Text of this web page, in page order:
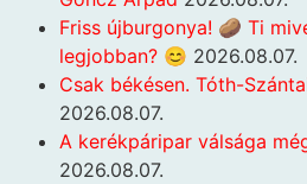
Friss újburgonya! 🥔 Ti
legjobban? 😊 2026.08.07.
Csak békésen. Tóth-
2026.08.07.
A kerékpáripar válsága
2026.08.07.